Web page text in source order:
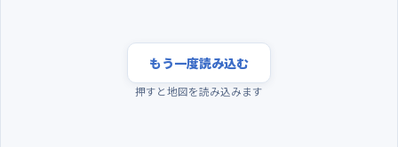
車がふいに減速したり右に曲がったりする。直線だから流してい
たくなる場所だが、店の前では前の車のブレーキランプを一つ多
く見るつもりで走るといい。二ツ井町の種梅入口交差点も、南へ
もう一度読み込む
押すと地図を読み込みます